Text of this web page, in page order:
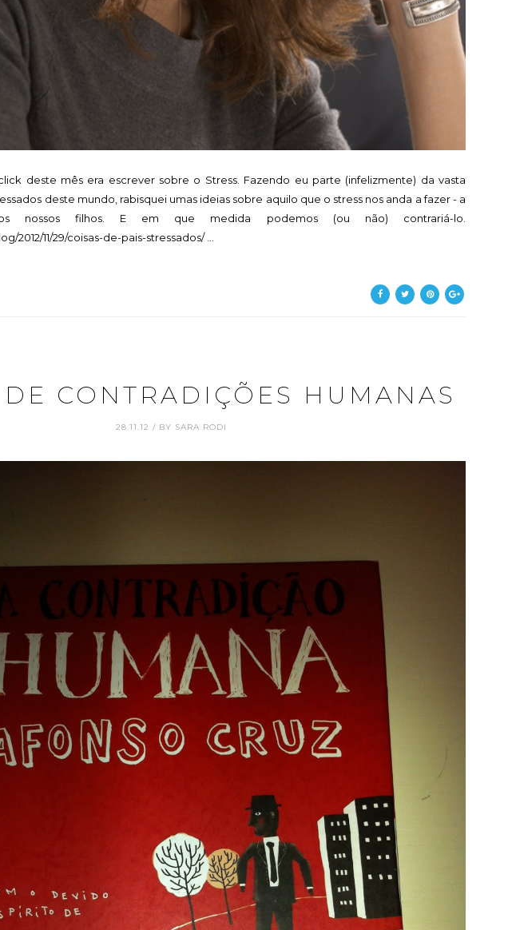
deste mês era escrever sobre o Stress. Fazendo eu parte (infelizmente) da vasta
deste mundo, rabisquei umas ideias sobre aquilo que o stress nos anda a fazer - a
filhos. E em que medida podemos (ou não) contrariá-lo.
2012/11/29/coisas-de-pais-stressados/ ...
CONTRADIÇÕES HUMANAS
28.11.12 / BY SARA RODI